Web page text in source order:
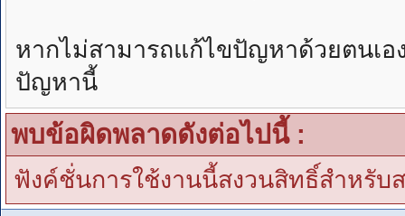
หากไม่สามารถแก้ไขปัญหาด้วยตนเ
ปัญหานี้
พบข้อผิดพลาดดังต่อไปนี้ :
ฟังค์ชั่นการใช้งานนี้สงวนสิทธิ์สำหรับ